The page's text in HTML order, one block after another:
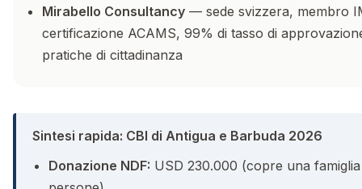
Mirabello Consultancy — sede svizzera, membro
certificazione ACAMS, 99% di tasso di
pratiche di cittadinanza
Sintesi rapida: CBI di Antigua e Barbuda 2026
Donazione NDF: USD 230.000 (copre una